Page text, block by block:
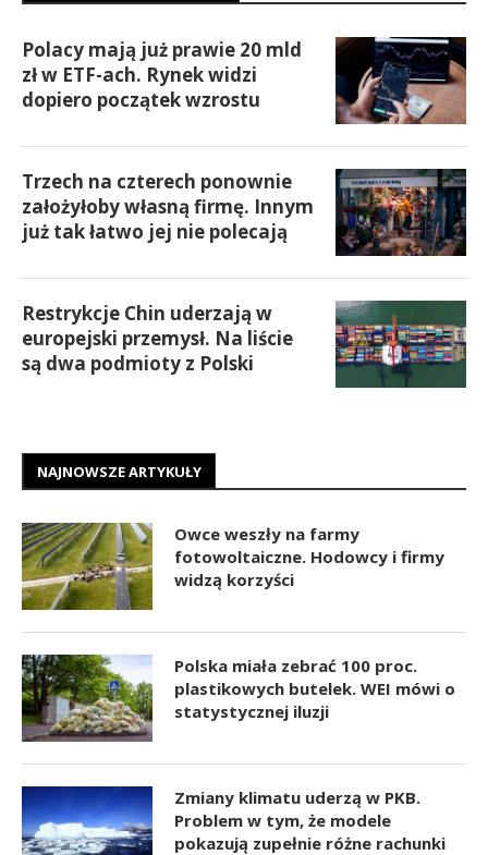
Polacy mają już prawie 20 mld
zł w ETF-ach. Rynek widzi
dopiero początek wzrostu
Trzech na czterech ponownie
założyłoby własną firmę. Innym
już tak łatwo jej nie polecają
Restrykcje Chin uderzają w
europejski przemysł. Na liście
są dwa podmioty z Polski
NAJNOWSZE ARTYKUŁY
Owce weszły na farmy
fotowoltaiczne. Hodowcy i firmy
widzą korzyści
Polska miała zebrać 100 proc.
plastikowych butelek. WEI mówi o
statystycznej iluzji
Zmiany klimatu uderzą w PKB.
Problem w tym, że modele
pokazują zupełnie różne rachunki